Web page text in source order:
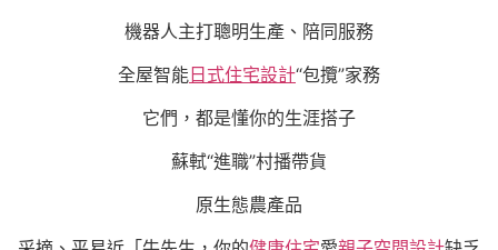
機器人主打聰明生產、陪同服務
全屋智能日式住宅設計“包攬”家務
它們，都是懂你的生涯搭子
蘇軾“進職”村播帶貨
原生態農產品